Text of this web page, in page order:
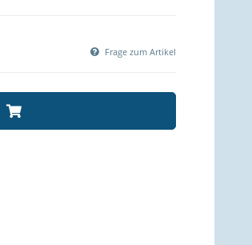
Frage zum Artikel